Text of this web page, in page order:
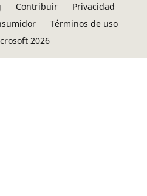
Contribuir
Privacidad
Términos de uso
2026